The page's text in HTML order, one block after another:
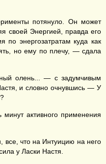
потянуло. Он может
своей Энергией, правда его
по энергозатратам куда как
но ему по плечу, — сдала
олень... — с задумчивым
и словно очнувшись — У
активного применения
все, что на Интуицию на него
у Ласки Настя.